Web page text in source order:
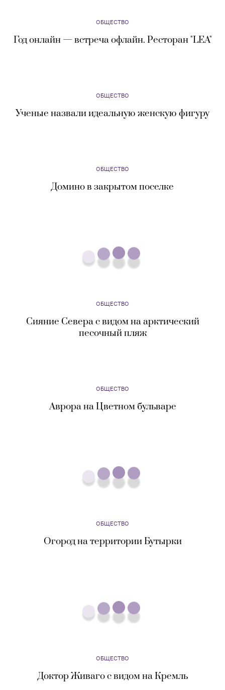
ОБЩЕСТВО
Год онлайн — встреча офлайн. Ресторан "LEA"
ОБЩЕСТВО
Ученые назвали идеальную женскую фигуру
ОБЩЕСТВО
Домино в закрытом поселке
Сияние Севера с видом на арктический
песочный пляж
ОБЩЕСТВО